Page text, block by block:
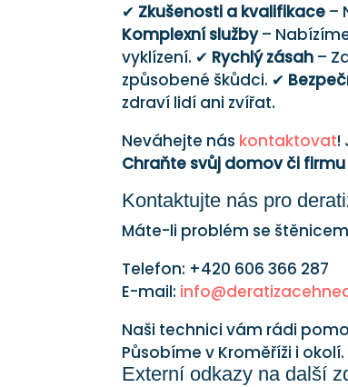
✔ Zkušenosti a kvalifikace –
Komplexní služby–
vyklízení. ✔ Rychlý zásah –
způsobené škůdci. ✔
zdraví lidí ani zvířat.
Neváhejte nás kontaktovat!
Chraňte svůj domov či
Kontaktujte nás pro
Máte-li problém se
Telefon: +420 606 366 287
E-mail:
Naši technici vám rádi
Působíme v Kroměříži i okolí.
Externí odkazy na další